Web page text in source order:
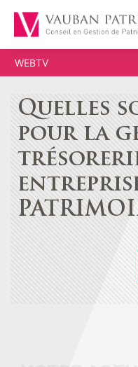
WEBTV
Quelles
pour la
entreprise